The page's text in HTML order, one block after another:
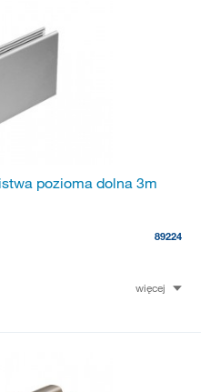
pozioma dolna 3m
89224
więcej